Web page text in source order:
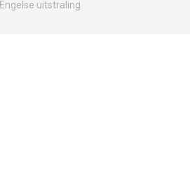
Engelse uitstraling